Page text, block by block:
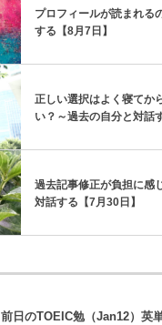
プロフィールが読まれる
する【8月7日】
正しい選択はよく寝てか
い？～過去の自分と対話
過去記事修正が負担に感
対話する【7月30日】
前日のTOEIC勉（Jan12）英